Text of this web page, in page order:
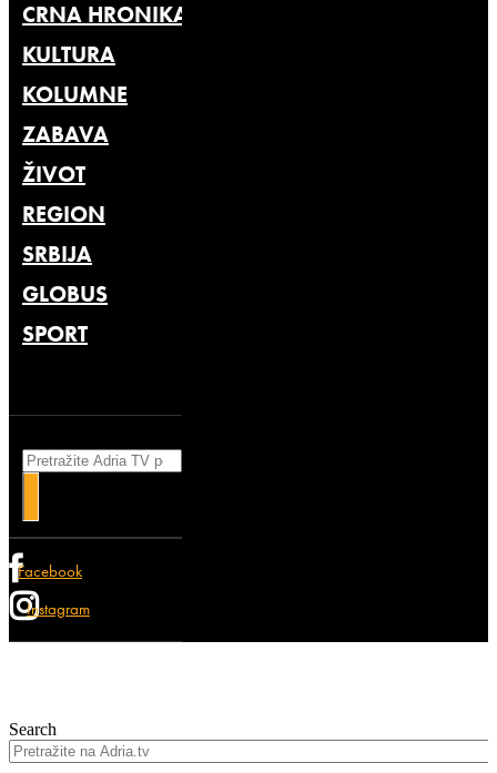
CRNA HRONIKA
KULTURA
KOLUMNE
ZABAVA
ŽIVOT
REGION
SRBIJA
GLOBUS
SPORT
Facebook
Instagram
Search